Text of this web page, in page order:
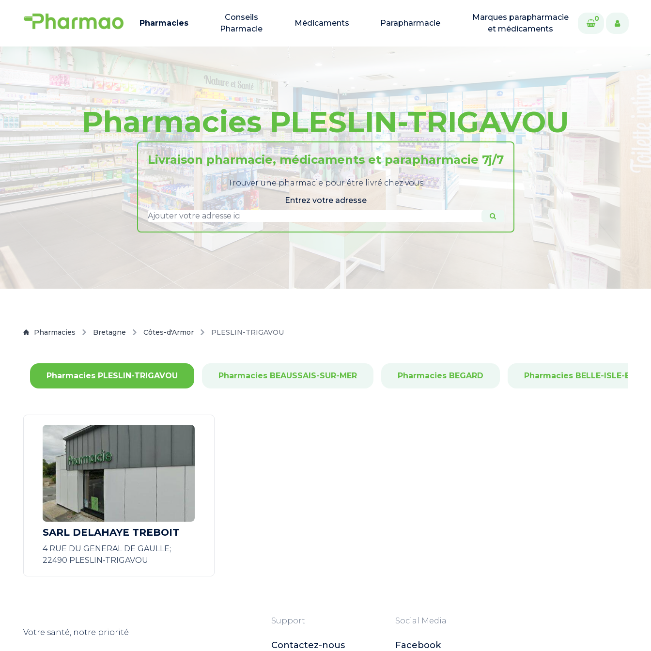
Pharmacies
Conseils
Pharmacie
Médicaments Parapharmacie
Marques parapharmacie
et médicaments
0
Pharmacies PLESLIN-TRIGAVOU
Livraison pharmacie, médicaments et parapharmacie 7j/7
Trouver une pharmacie pour être livré chez vous
Entrez votre adresse
Pharmacies Bretagne Côtes-d'Armor PLESLIN-TRIGAVOU
Pharmacies PLESLIN-TRIGAVOU Pharmacies BEAUSSAIS-SUR-MER Pharmacies BEGARD Pharmacies BELLE-ISLE-EN-
SARL DELAHAYE TREBOIT
4 RUE DU GENERAL DE GAULLE;
22490 PLESLIN-TRIGAVOU
Votre santé, notre priorité
Support
Contactez-nous
Social Media
Facebook